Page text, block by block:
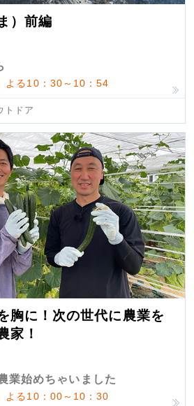
）前編
よる10：30～10：54
トドア
胸に！次の世代に農業を
家！
業始めちゃいました
よる10：00～10：30